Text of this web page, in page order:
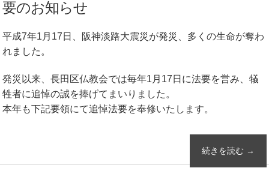
要のお知らせ
平成7年1月17日、阪神淡路大震災が発災、多くの生命が奪わ
れました。
発災以来、長田区仏教会では毎年1月17日に法要を営み、犠
牲者に追悼の誠を捧げてまいりました。
本年も下記要領にて追悼法要を奉修いたします。
続きを読む →